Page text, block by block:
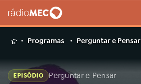
MENUProgramas Perguntar e Pensar
EPISÓDIO Perguntar e Pensar